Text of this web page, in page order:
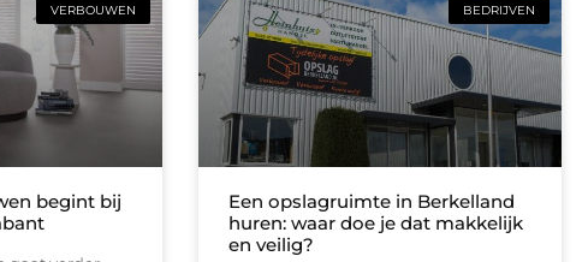
VERBOUWEN
begint bij
BEDRIJVEN
Een opslagruimte in Berkelland
huren: waar doe je dat makkelijk
en veilig?